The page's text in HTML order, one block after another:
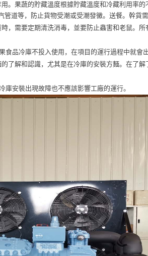
。果蔬的貯藏溫度根據貯藏溫度和冷藏利用率
管道等，防止貨物受潮或受潮發黴。送餐。幹貨
，需要定期清洗消毒，並要防止蟲害和老鼠。
品冷庫不投入使用，在項目的運行過程中就會
了解和認識，尤其是在冷庫的安裝方麵。在了
安裝出現故障也不應該影響工廠的運行。